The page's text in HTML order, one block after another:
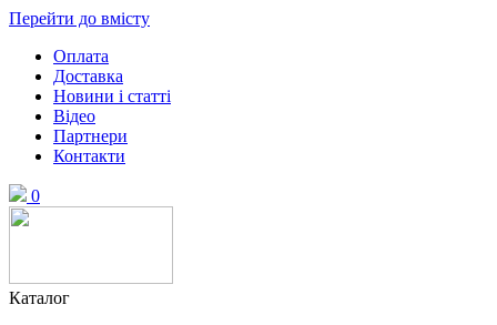
Перейти до вмісту
Оплата
Доставка
Новини і статті
Відео
Партнери
Контакти
0
Каталог